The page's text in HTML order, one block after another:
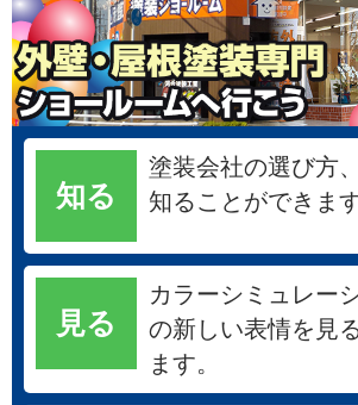
知る
塗装会社の選び方
知ることができます
見る
カラーシミュレー
の新しい表情を見
ます。